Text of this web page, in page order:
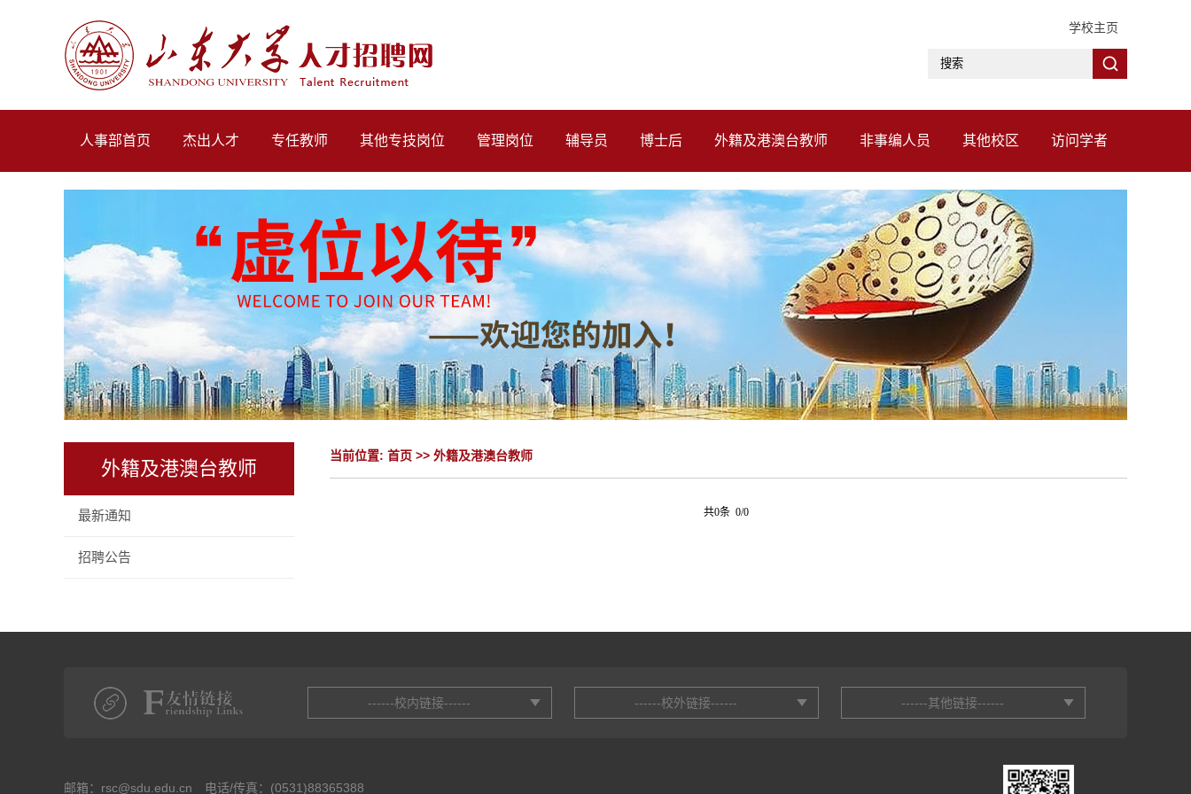
学校主页
人事部首页 杰出人才 专任教师 其他专技岗位 管理岗位 辅导员 博士后 外籍及港澳台教师 非事编人员 其他校区 访问学者
外籍及港澳台教师
最新通知
招聘公告
当前位置: 首页 >> 外籍及港澳台教师
共0条 0/0
------校内链接------ ------校外链接------ ------其他链接------
邮箱：rsc@sdu.edu.cn 电话/传真：(0531)88365388